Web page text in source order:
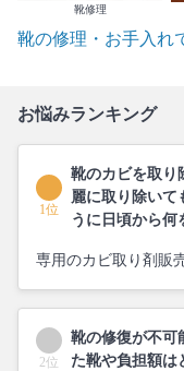
靴修理
靴の修理・お手入れ
お悩みランキング
1位
靴のカビを取り
麗に取り除いて
うに日頃から何
専用のカビ取り剤販
2位
靴の修復が不可
た靴や負担額は